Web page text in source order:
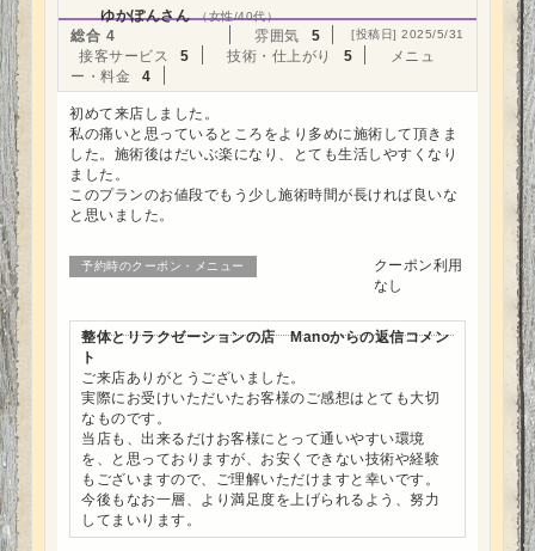
ゆかぽんさん （女性/40代）
[投稿日] 2025/5/31
総合 4 雰囲気
5
接客サービス
5 技術・仕上がり 5
メニュ
ー・料金
4
初めて来店しました。
私の痛いと思っているところをより多めに施術して頂きま
した。施術後はだいぶ楽になり、とても生活しやすくなり
ました。
このプランのお値段でもう少し施術時間が長ければ良いな
と思いました。
予約時のクーポン・メニュー
クーポン利用
なし
整体とリラクゼーションの店 Manoからの返信コメン
ト
ご来店ありがとうございました。
実際にお受けいただいたお客様のご感想はとても大切
なものです。
当店も、出来るだけお客様にとって通いやすい環境
を、と思っておりますが、お安くできない技術や経験
もございますので、ご理解いただけますと幸いです。
今後もなお一層、より満足度を上げられるよう、努力
してまいります。